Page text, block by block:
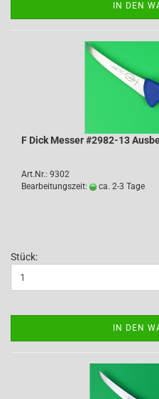
IN DEN
F Dick Messer #2982-13
Art.Nr.: 9302
Bearbeitungszeit:
ca. 2-3 Tage
Stück:
IN DEN